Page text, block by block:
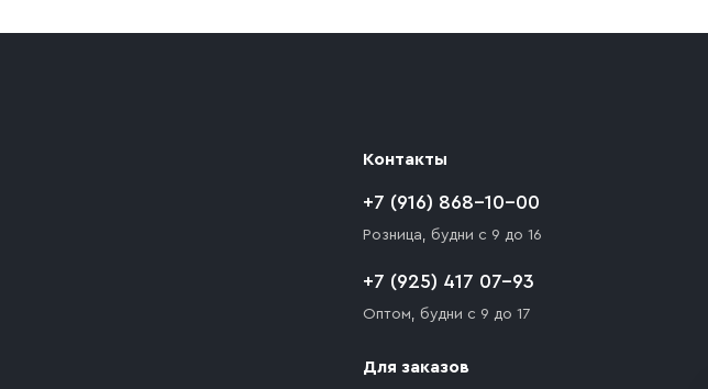
Контакты
+7 (916) 868-10-00
Розница, будни с 9 до 16
+7 (925) 417 07-93
Оптом, будни с 9 до 17
Для заказов